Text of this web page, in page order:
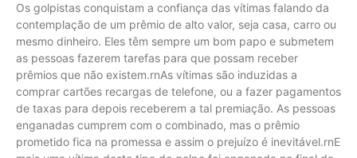
Os golpistas conquistam a confiança das vítimas falando da
contemplação de um prêmio de alto valor, seja casa, carro ou
mesmo dinheiro. Eles têm sempre um bom papo e submetem
as pessoas fazerem tarefas para que possam receber
prêmios que não existem.rnAs vítimas são induzidas a
comprar cartões recargas de telefone, ou a fazer pagamentos
de taxas para depois receberem a tal premiação. As pessoas
enganadas cumprem com o combinado, mas o prêmio
prometido fica na promessa e assim o prejuízo é inevitável.rnE